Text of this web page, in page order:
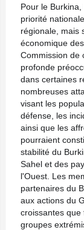
Pour le
priorité
régionale, mais
économique
Commission de
profonde
dans certaines
nombreuses
visant les
défense, les
ainsi que les
pourraient
stabilité du
Sahel et des
l'Ouest. Les
partenaires du
aux actions du
croissantes que
groupes